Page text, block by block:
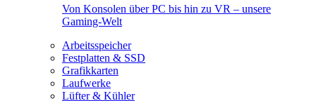
Von Konsolen über PC bis hin zu VR – unsere
Gaming-Welt
Arbeitsspeicher
Festplatten & SSD
Grafikkarten
Laufwerke
Lüfter & Kühler